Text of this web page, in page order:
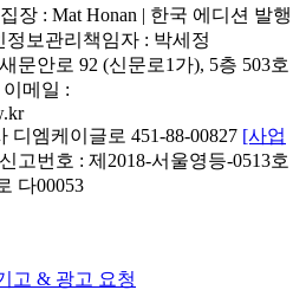
장 : Mat Honan | 한국 에디션 발행
정보관리책임자 : 박세정
문안로 92 (신문로1가), 5층 503호
이메일 :
엠케이글로 451-88-00827 [사업
고번호 : 제2018-서울영등-0513호
다00053
고 & 광고 요청